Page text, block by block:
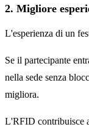
2. Migliore
L'esperienza di un
Se il partecipante
nella sede senza
migliora.
L'RFID contribuisce